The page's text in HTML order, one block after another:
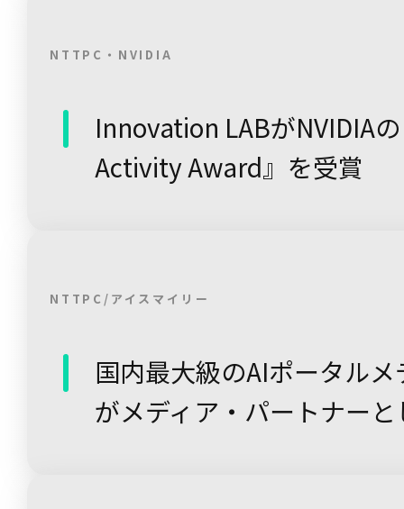
NTTPC・NVIDIA
Innovation LABがNVIDIA
Activity Award』を受賞
NTTPC/アイスマイリー
国内最大級のAIポータル
がメディア・パートナー